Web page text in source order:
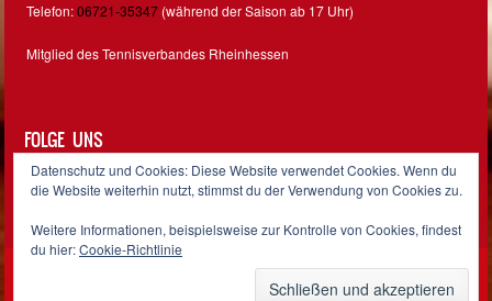
Telefon:06721-35347 (während der Saison ab 17 Uhr)
Mitglied des Tennisverbandes Rheinhessen
FOLGE UNS
FacebookInstagram
Sporty free WordPress Sports ThemePowered By WordPress
Datenschutz und Cookies: Diese Website verwendet Cookies. Wenn du
die Website weiterhin nutzt, stimmst du der Verwendung von Cookies zu.
Weitere Informationen, beispielsweise zur Kontrolle von Cookies, findest
du hier:Cookie-Richtlinie